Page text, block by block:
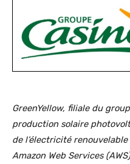
GreenYellow, filiale du
production solaire
de l’électricité
Amazon Web Services